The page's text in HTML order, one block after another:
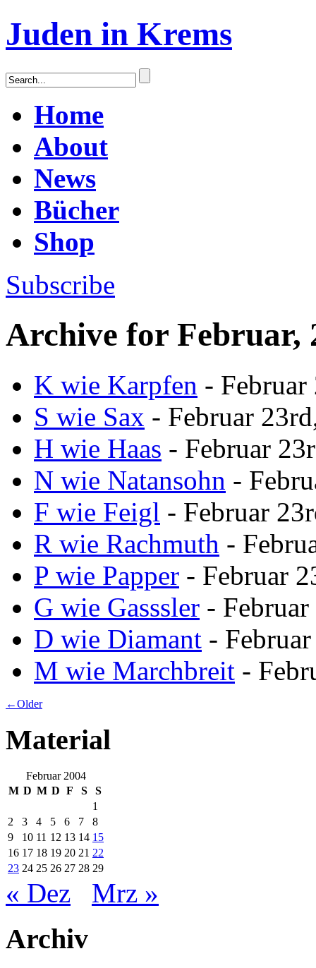
Juden in Krems
Home
About
News
Bücher
Shop
Subscribe
Archive for Februar,
K wie Karpfen -
S wie Sax - Februar
H wie Haas - Februar
N wie Natansohn -
F wie Feigl - Februar
R wie Rachmuth -
P wie Papper - Februar
G wie Gasssler -
D wie Diamant -
M wie Marchbreit -
←Older
Material
Februar 2004
M D M D F S
S
1
2
3 4 5 6 7
8
9
10 11 12 13 14 15
16 17 18 19 20 21 22
23 24 25 26 27 28 29
« Dez Mrz »
Archiv